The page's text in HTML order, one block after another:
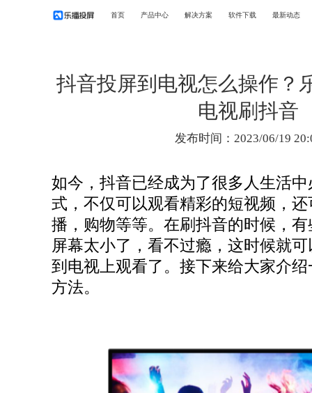
首页 产品中心 解决方案 软件下载 最新动态
抖音投屏到电视怎么操作？
电视刷抖音
发布时间：2023/06/19
如今，抖音已经成为了很多人生活
式，不仅可以观看精彩的短视频，
播，购物等等。在刷抖音的时候，
屏幕太小了，看不过瘾，这时候就
到电视上观看了。接下来给大家介
方法。